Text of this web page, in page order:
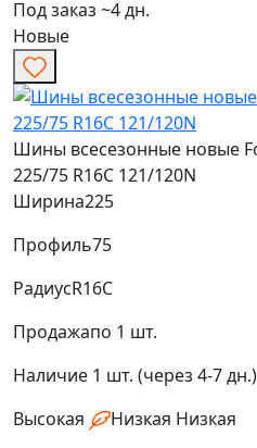
Под заказ ~4 дн.
Новые
Шины всесезонные новые
225/75 R16C 121/120N
Ширина225
Профиль75
РадиусR16C
Продажапо 1 шт.
Наличие 1 шт. (через 4-7 дн.)
Высокая
Низкая Низкая